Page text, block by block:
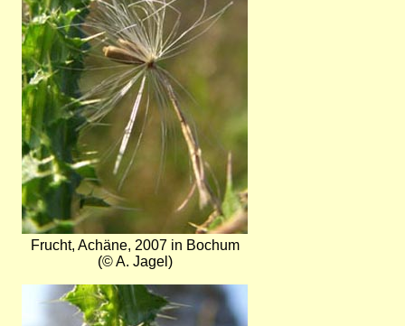
Frucht, Achäne, 2007 in Bochum
(© A. Jagel)